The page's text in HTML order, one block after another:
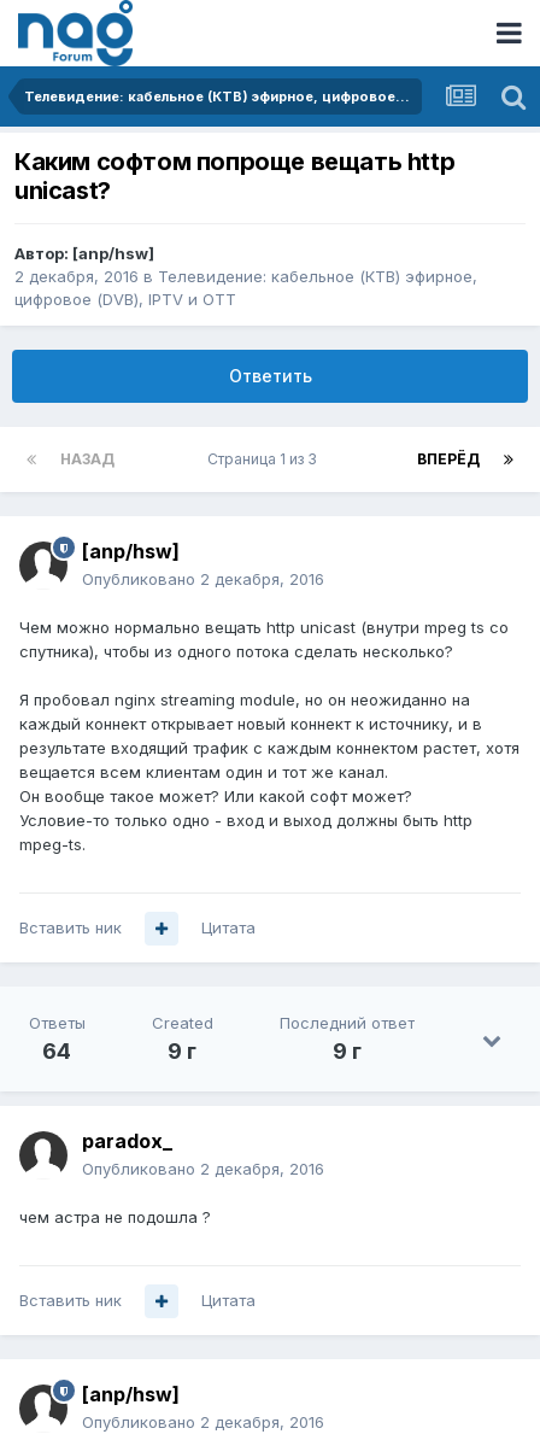
Телевидение: кабельное (КТВ) эфирное, цифровое (DVB), IPTV и OTT
Каким софтом попроще вещать http
unicast?
Автор: [anp/hsw]
2 декабря, 2016 в Телевидение: кабельное (КТВ) эфирное,
цифровое (DVB), IPTV и OTT
Ответить
НАЗАД ВПЕРЁД
Страница 1 из 3
[anp/hsw]
Опубликовано 2 декабря, 2016
Чем можно нормально вещать http unicast (внутри mpeg ts со
спутника), чтобы из одного потока сделать несколько?
Я пробовал nginx streaming module, но он неожиданно на
каждый коннект открывает новый коннект к источнику, и в
результате входящий трафик с каждым коннектом растет, хотя
вещается всем клиентам один и тот же канал.
Он вообще такое может? Или какой софт может?
Условие-то только одно - вход и выход должны быть http
mpeg-ts.
Вставить ник Цитата
Ответы
64
Created
9 г
Последний ответ
9 г
paradox_
Опубликовано 2 декабря, 2016
чем астра не подошла ?
Вставить ник Цитата
[anp/hsw]
Опубликовано 2 декабря, 2016